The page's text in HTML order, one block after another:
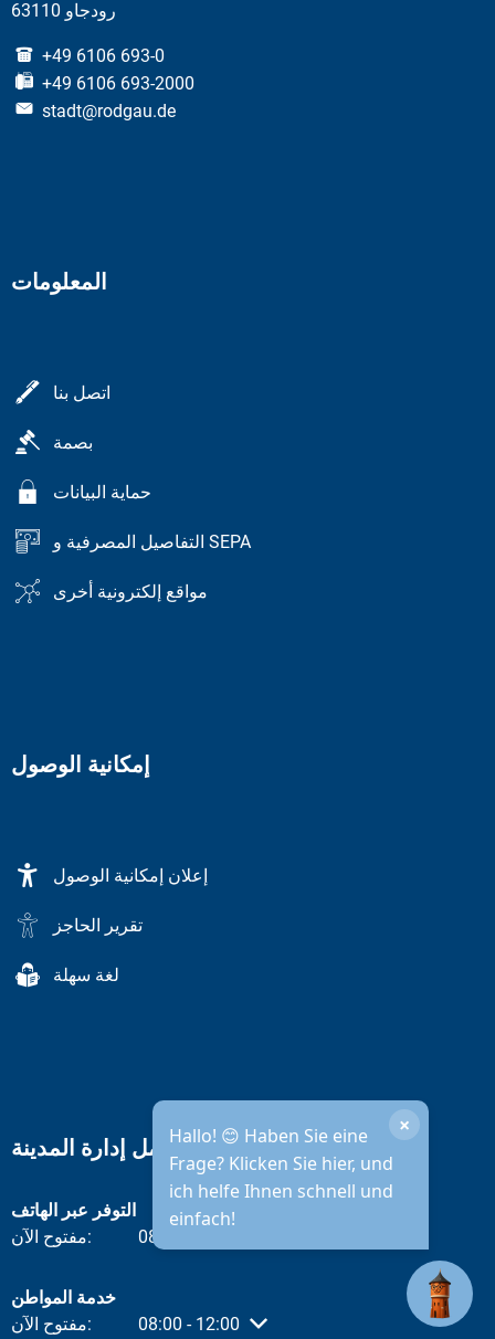
63110 رودجاو
+49 6106 693-0
+49 6106 693-2000
stadt@rodgau.de
المعلومات
اتصل بنا
بصمة
حماية البيانات
التفاصيل المصرفية و SEPA
مواقع إلكترونية أخرى
إمكانية الوصول
إعلان إمكانية الوصول
تقرير الحاجز
لغة سهلة
Hallo! 😊 Haben Sie eine
Frage? Klicken Sie hier, und
ich helfe Ihnen schnell und
einfach!
×
ساعات عمل إدارة المدينة
التوفر عبر الهاتف
انقر لإخفاء أوقات الفتح أو الإغلاق الأخرى
مفتوح الآن: 08:30
خدمة المواطن
انقر لإخفاء أوقات الفتح أو الإغلاق الأخرى
مفتوح الآن: 08:00 - 12:00